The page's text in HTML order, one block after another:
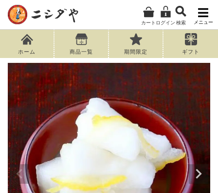
カート ログイン 検索 メニュー
ホーム 商品一覧 期間限定 ギフト